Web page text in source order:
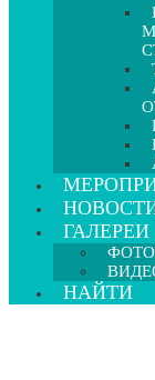
ГАЛЕРЕИ
НАЙТИ